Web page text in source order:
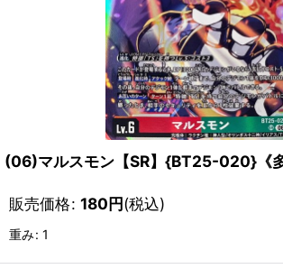
(06)マルスモン【SR】{BT25-020}《多
販売価格: 180円(税込)
重み: 1